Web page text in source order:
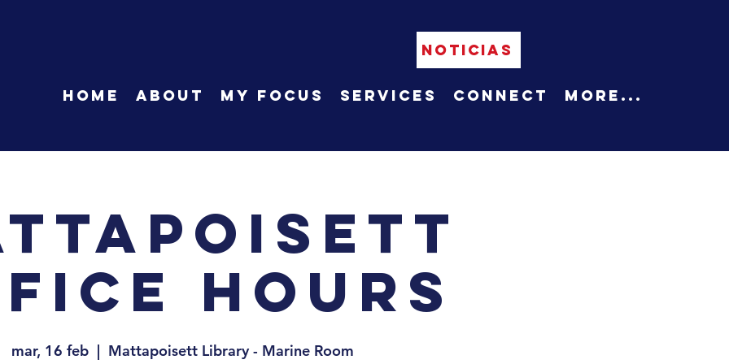
NOTICIAS
HOME About My Focus Services Connect More...
Hours
mar, 16 feb
  |
Mattapoisett Library - Marine Room